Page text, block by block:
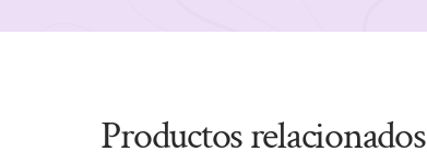
Productos relacionados